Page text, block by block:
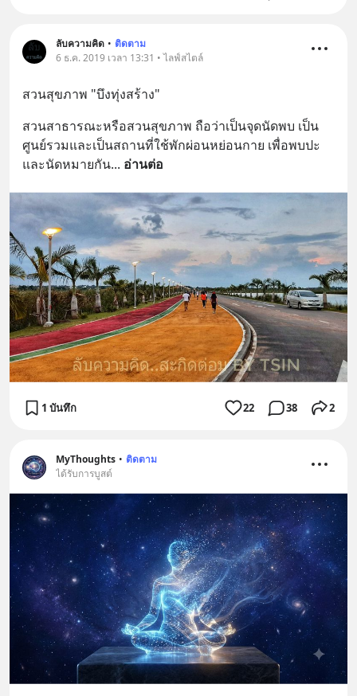
ลับความคิด • ติดตาม
6 ธ.ค. 2019 เวลา 13:31 • ไลฟ์สไตล์
สวนสุขภาพ "บึงทุ่งสร้าง"
สวนสาธารณะหรือสวนสุขภาพ ถือว่าเป็นจุดนัดพบ เป็น
ศูนย์รวมและเป็นสถานที่ใช้พักผ่อนหย่อนกาย เพื่อพบปะ
และนัดหมายกัน... อ่านต่อ
1 บันทึก 22 38 2
MyThoughts • ติดตาม
ได้รับการบูสต์